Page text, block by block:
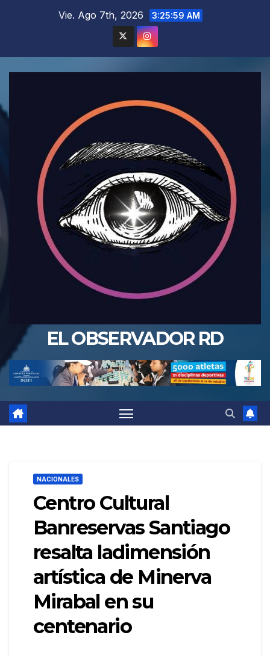
Vie. Ago 7th, 2026 3:26:01 AM
EL OBSERVADOR RD
NACIONALES
Centro Cultural
Banreservas Santiago
resalta ladimensión
artística de Minerva
Mirabal en su
centenario